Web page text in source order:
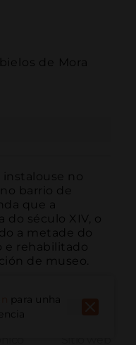
de Mora
instalouse no
barrio de
que a
do século XIV, o
a metade do
e rehabilitado
de museo.
para unha